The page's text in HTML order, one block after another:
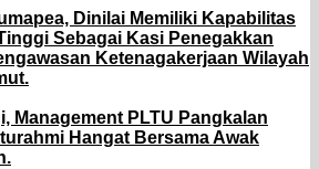
Dinilai Memiliki Kapabilitas
Sebagai Kasi Penegakkan
Ketenagakerjaan Wilayah
Management PLTU Pangkalan
Hangat Bersama Awak